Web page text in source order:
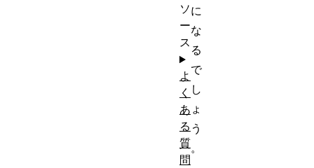
に
な
る
で
し
ょ
う
。
ソ
ー
ス
よ
く
あ
る
質
問